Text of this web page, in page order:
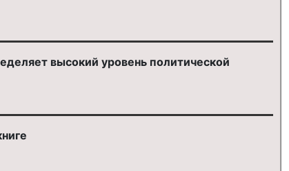
высокий уровень политической